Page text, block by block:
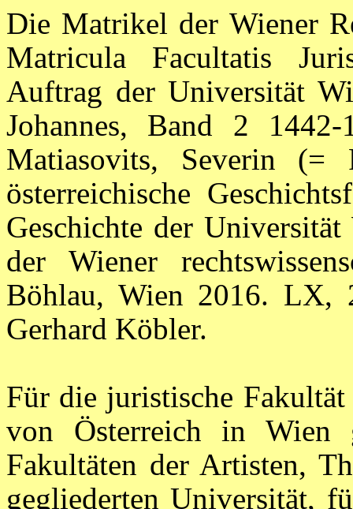
Die Matrikel der Wiener
Matricula Facultatis
Auftrag der Universität
Johannes, Band 2
Matiasovits, Severin (=
österreichische
Geschichte der
der Wiener
Böhlau, Wien 2016. LX,
Gerhard Köbler.
Für die juristische
von Österreich in Wien
Fakultäten der Artisten,
gegliederten Universität,